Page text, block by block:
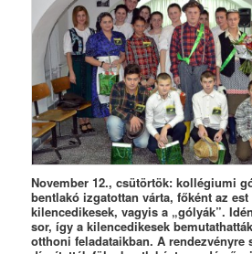
November 12., csütörtök: kollégiumi
bentlakó izgatottan várta, főként az
kilencedikesek, vagyis a „gólyák”.
sor, így a kilencedikesek
otthoni feladataikban. A rendezvényre